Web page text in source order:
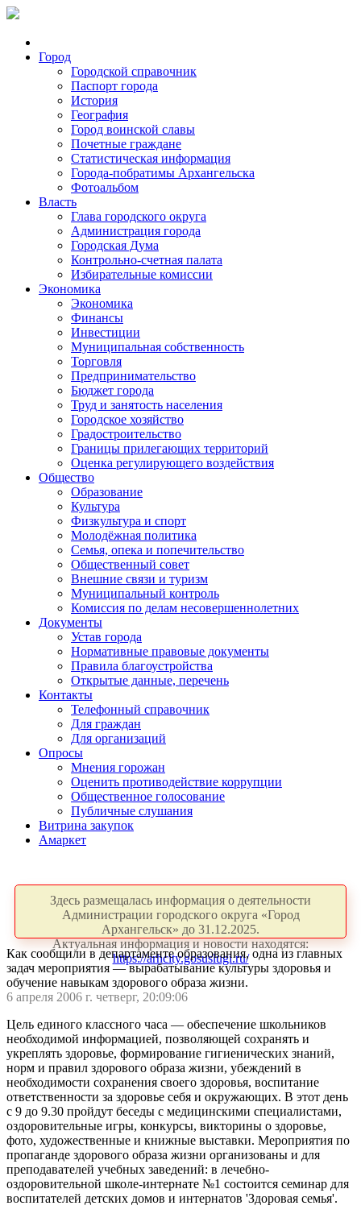
Город
Городской справочник
Паспорт города
История
География
Город воинской славы
Почетные граждане
Статистическая информация
Города-побратимы Архангельска
Фотоальбом
Власть
Глава городского округа
Администрация города
Городская Дума
Контрольно-счетная палата
Избирательные комиссии
Экономика
Экономика
Финансы
Инвестиции
Муниципальная собственность
Торговля
Предпринимательство
Бюджет города
Труд и занятость населения
Городское хозяйство
Градостроительство
Границы прилегающих территорий
Оценка регулирующего воздействия
Общество
Образование
Культура
Физкультура и спорт
Молодёжная политика
Семья, опека и попечительство
Общественный совет
Внешние связи и туризм
Муниципальный контроль
Комиссия по делам несовершеннолетних
Документы
Устав города
Нормативные правовые документы
Правила благоустройства
Открытые данные, перечень
Контакты
Телефонный справочник
Для граждан
Для организаций
Опросы
Мнения горожан
Оценить противодействие коррупции
Общественное голосование
Публичные слушания
Витрина закупок
Амаркет
Здесь размещалась информация о деятельности
Администрации городского округа «Город
Архангельск» до 31.12.2025.
Актуальная информация и новости находятся:
https://arhcity.gosuslugi.ru/
Как сообщили в департаменте образования, одна из главных
задач мероприятия — вырабатывание культуры здоровья и
обучение навыкам здорового образа жизни.
6 апреля 2006 г. четверг, 20:09:06
Цель единого классного часа — обеспечение школьников
необходимой информацией, позволяющей сохранять и
укреплять здоровье, формирование гигиенических знаний,
норм и правил здорового образа жизни, убеждений в
необходимости сохранения своего здоровья, воспитание
ответственности за здоровье себя и окружающих. В этот день
с 9 до 9.30 пройдут беседы с медицинскими специалистами,
оздоровительные игры, конкурсы, викторины о здоровье,
фото, художественные и книжные выставки. Мероприятия по
пропаганде здорового образа жизни организованы и для
преподавателей учебных заведений: в лечебно-
оздоровительной школе-интернате №1 состоится семинар для
воспитателей детских домов и интернатов 'Здоровая семья'.